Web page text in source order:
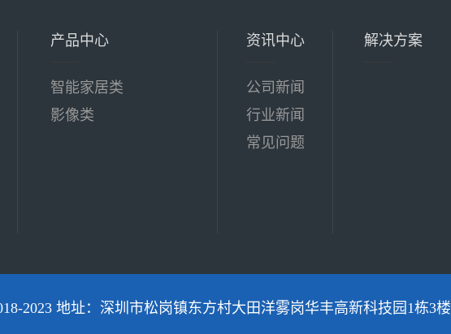
产品中心
智能家居类
影像类
资讯中心
公司新闻
行业新闻
常见问题
解决方案
2023 地址：深圳市松岗镇东方村大田洋雾岗华丰高新科技园1栋3楼